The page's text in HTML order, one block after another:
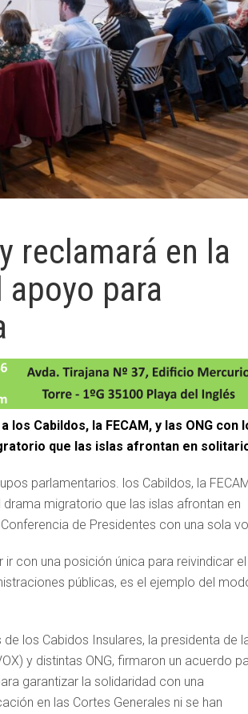
reclamará en la
para
Cabildos, la FECAM, y las ONG con
que las islas afrontan en
parlamentarios. los Cabildos, la
migratorio que las islas afrontan en
de Presidentes con una sola
con una posición única para reivindicar el
públicas, es el ejemplo del
los Cabidos Insulares, la presidenta de
y distintas ONG, firmaron un acuerdo
garantizar la solidaridad con una
en las Cortes Generales ni se han